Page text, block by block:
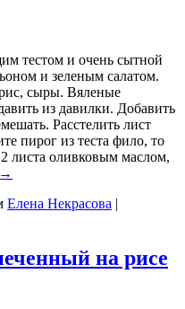
тестом и очень сытной
и зеленым салатом.
сыры. Вяленые
из давилки. Добавить
Расстелить лист
пирог из теста фило, то
листа оливковым маслом,
→
Елена Некрасова
на рисе